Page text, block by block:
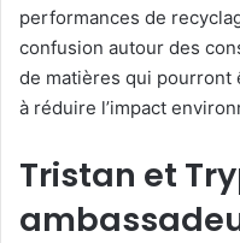
performances de
confusion autour des
de matières qui pourront
à réduire l’impact
Tristan et